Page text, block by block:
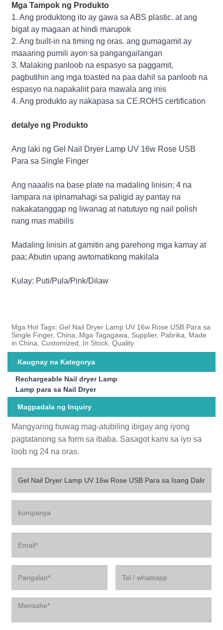
Mga Tampok ng Produkto
1. Ang produktong ito ay gawa sa ABS plastic. at ang
bigat ay magaan at hindi marupok
2. Ang built-in na timing ng oras. ang gumagamit ay
maaaring pumili ayon sa pangangailangan
3. Malaking panloob na espasyo sa paggamit,
pagbutihin ang mga toasted na paa dahil sa panloob na
espasyo na napakaliit para mawala ang inis
4. Ang produkto ay nakapasa sa CE.ROHS certification
detalye ng Produkto
Ang laki ng Gel Nail Dryer Lamp UV 16w Rose USB
Para sa Single Finger
Ang naaalis na base plate na madaling linisin; 4 na
lampara na ipinamahagi sa paligid ay pantay na
nakakatanggap ng liwanag at natutuyo ng nail polish
nang mas mabilis
Madaling linisin at gamitin ang parehong mga kamay at
paa; Abutin upang awtomatikong makilala
Kulay: Puti/Pula/Pink/Dilaw
Mga Hot Tags: Gel Nail Dryer Lamp UV 16w Rose USB Para sa
Single Finger, China, Mga Tagagawa, Supplier, Pabrika, Made
in China, Customized, In Stock, Quality
Kaugnay na Kategorya
Rechargeable Nail dryer Lamp
Lamp para sa Nail Dryer
Magpadala ng Inquiry
Mangyaring huwag mag-atubiling ibigay ang iyong
pagtatanong sa form sa ibaba. Sasagot kami sa iyo sa
loob ng 24 na oras.